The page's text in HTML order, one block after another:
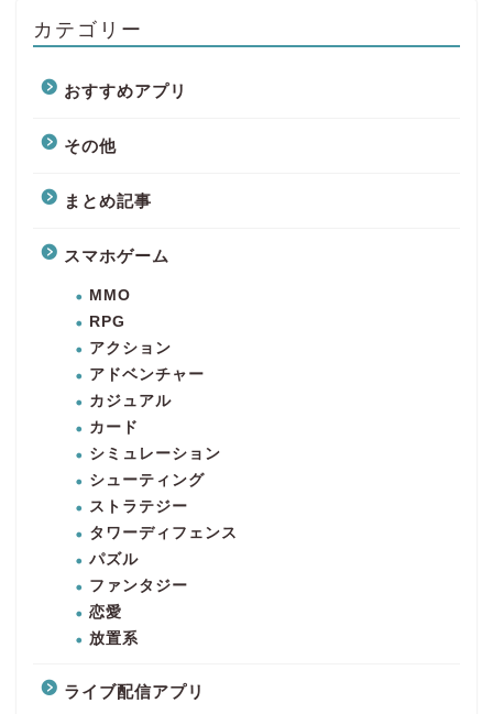
カテゴリー
おすすめアプリ
その他
まとめ記事
スマホゲーム
MMO
RPG
アクション
アドベンチャー
カジュアル
カード
シミュレーション
シューティング
ストラテジー
タワーディフェンス
パズル
ファンタジー
恋愛
放置系
ライブ配信アプリ